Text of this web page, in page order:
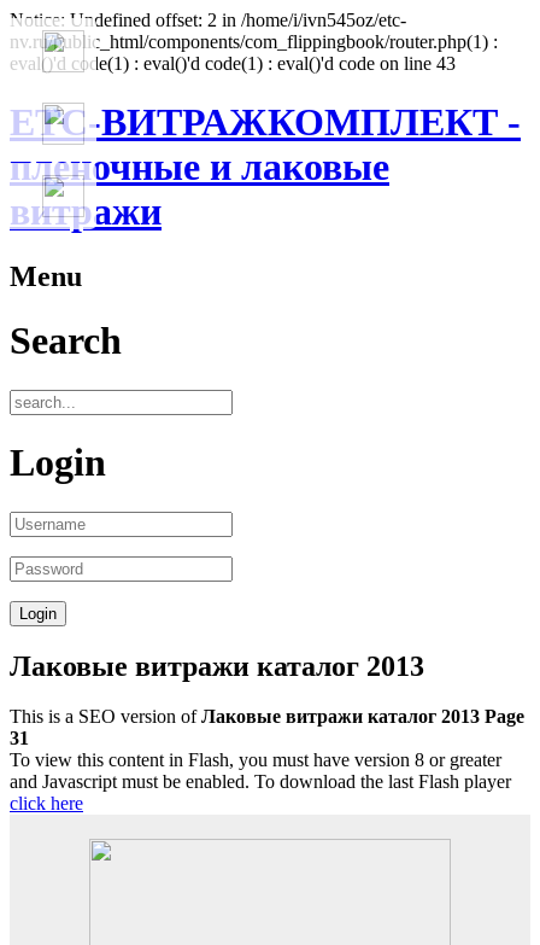
Notice: Undefined offset: 2 in /home/i/ivn545oz/etc-
nv.ru/public_html/components/com_flippingbook/router.php(1) :
eval()'d code(1) : eval()'d code(1) : eval()'d code on line 43
ЕТС-ВИТРАЖКОМПЛЕКТ -
пленочные и лаковые
витражи
Menu
Search
Login
Лаковые витражи каталог 2013
This is a SEO version ofЛаковые витражи каталог 2013 Page
31
To view this content in Flash, you must have version 8 or greater
and Javascript must be enabled. To download the last Flash player
click here